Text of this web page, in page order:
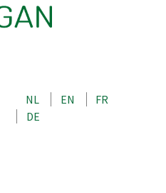
NL EN
FR
DE